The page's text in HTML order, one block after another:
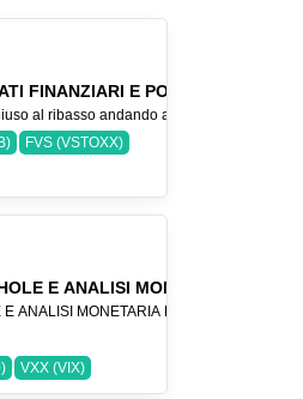
FINANZIARI E POSIZIONAMENTI
al ribasso andando a rompere importanti
FVS (VSTOXX)
E ANALISI MONETARIA DEGLI
VXX (VIX)